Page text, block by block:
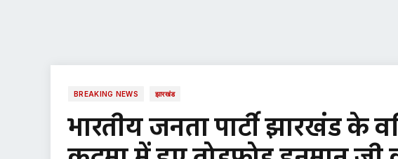
BREAKING NEWS झारखंड
भारतीय जनता पार्टी झारखंड के